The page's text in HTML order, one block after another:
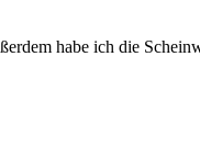
habe ich die